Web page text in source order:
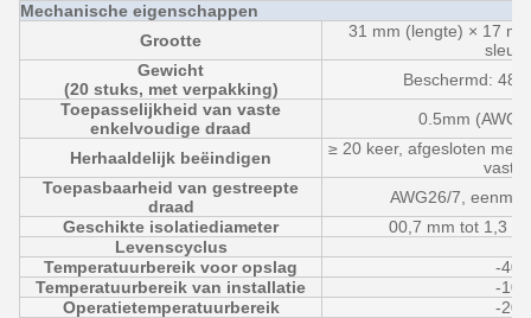
Mechanische eigenschappen
Grootte
31 mm (lengte) × 17
Gewicht
(20 stuks, met verpakking)
Beschermd:
Toepasselijkheid van vaste
enkelvoudige draad
0.5mm
Herhaaldelijk beëindigen
≥ 20 keer, afgesloten met
vaste
Toepasbaarheid van gestreepte
draad
AWG26/7,
Geschikte isolatiediameter
00,7 mm tot 1,3
Levenscyclus
Temperatuurbereik voor opslag
-
Temperatuurbereik van installatie
-
Operatietemperatuurbereik
-